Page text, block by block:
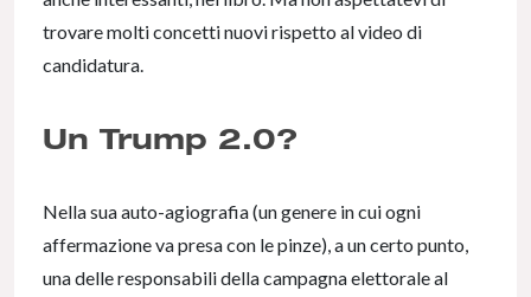
trovare molti concetti nuovi rispetto al video di
candidatura.
Un Trump 2.0?
Nella sua auto-agiografia (un genere in cui ogni
affermazione va presa con le pinze), a un certo punto,
una delle responsabili della campagna elettorale al